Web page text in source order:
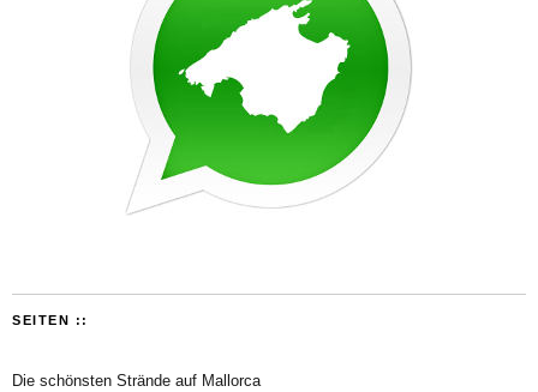
SEITEN ::
Die schönsten Strände auf Mallorca